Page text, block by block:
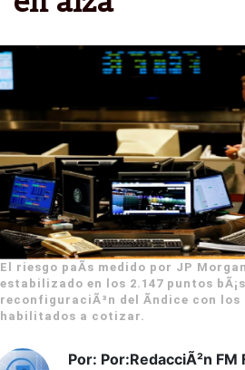
El riesgo paÃ­s medido por JP
estabilizado en los 2.147 puntos
reconfiguraciÃ³n del Ã­ndice con los
habilitados a cotizar.
Por: Por:RedacciÃ²n